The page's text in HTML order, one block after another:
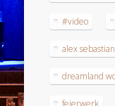
#video
alex sebastian
dreamland